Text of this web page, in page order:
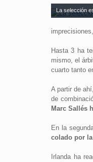
La selección
Hasta 3 ha
mismo, el
cuarto tanto
A partir de
de
Marc Sallés
En la
colado por la
Irlanda ha